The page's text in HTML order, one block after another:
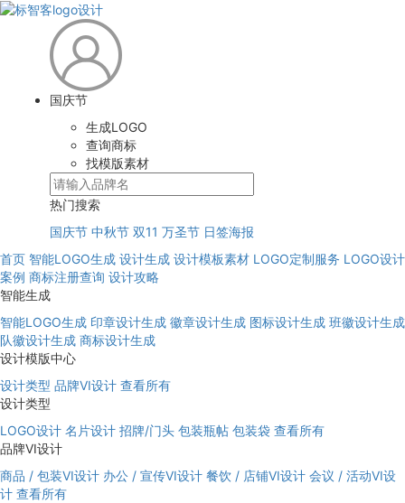
国庆节
生成LOGO
查询商标
找模版素材
热门搜索
国庆节 中秋节 双11 万圣节 日签海报
首页 智能LOGO生成 设计生成 设计模板素材 LOGO定制服务 LOGO设计
案例 商标注册查询 设计攻略
智能生成
智能LOGO生成 印章设计生成 徽章设计生成 图标设计生成 班徽设计生成
队徽设计生成 商标设计生成
设计模版中心
设计类型 品牌VI设计 查看所有
设计类型
LOGO设计 名片设计 招牌/门头 包装瓶帖 包装袋 查看所有
品牌VI设计
商品 / 包装VI设计 办公 / 宣传VI设计 餐饮 / 店铺VI设计 会议 / 活动VI设
计 查看所有